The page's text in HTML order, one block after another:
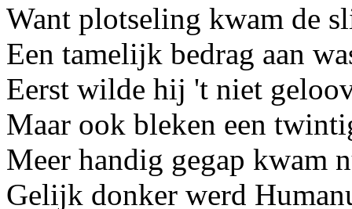
Want plotseling kwam de
Een tamelijk bedrag aan
Eerst wilde hij 't niet
Maar ook bleken een
Meer handig gegap kwam
Gelijk donker werd